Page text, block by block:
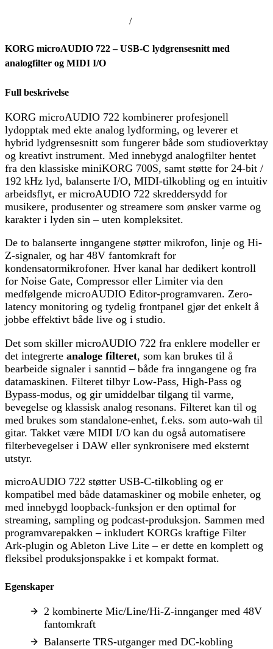
/
KORG microAUDIO 722 – USB-C lydgrensesnitt med
analogfilter og MIDI I/O
Full beskrivelse
KORG microAUDIO 722 kombinerer profesjonell
lydopptak med ekte analog lydforming, og leverer et
hybrid lydgrensesnitt som fungerer både som studioverktøy
og kreativt instrument. Med innebygd analogfilter hentet
fra den klassiske miniKORG 700S, samt støtte for 24-bit /
192 kHz lyd, balanserte I/O, MIDI-tilkobling og en intuitiv
arbeidsflyt, er microAUDIO 722 skreddersydd for
musikere, produsenter og streamere som ønsker varme og
karakter i lyden sin – uten kompleksitet.
De to balanserte inngangene støtter mikrofon, linje og Hi-
Z-signaler, og har 48V fantomkraft for
kondensatormikrofoner. Hver kanal har dedikert kontroll
for Noise Gate, Compressor eller Limiter via den
medfølgende microAUDIO Editor-programvaren. Zero-
latency monitoring og tydelig frontpanel gjør det enkelt å
jobbe effektivt både live og i studio.
Det som skiller microAUDIO 722 fra enklere modeller er
det integrerte analoge filteret, som kan brukes til å
bearbeide signaler i sanntid – både fra inngangene og fra
datamaskinen. Filteret tilbyr Low-Pass, High-Pass og
Bypass-modus, og gir umiddelbar tilgang til varme,
bevegelse og klassisk analog resonans. Filteret kan til og
med brukes som standalone-enhet, f.eks. som auto-wah til
gitar. Takket være MIDI I/O kan du også automatisere
filterbevegelser i DAW eller synkronisere med eksternt
utstyr.
microAUDIO 722 støtter USB-C-tilkobling og er
kompatibel med både datamaskiner og mobile enheter, og
med innebygd loopback-funksjon er den optimal for
streaming, sampling og podcast-produksjon. Sammen med
programvarepakken – inkludert KORGs kraftige Filter
Ark-plugin og Ableton Live Lite – er dette en komplett og
fleksibel produksjonspakke i et kompakt format.
Egenskaper
2 kombinerte Mic/Line/Hi-Z-innganger med 48V
fantomkraft
Balanserte TRS-utganger med DC-kobling